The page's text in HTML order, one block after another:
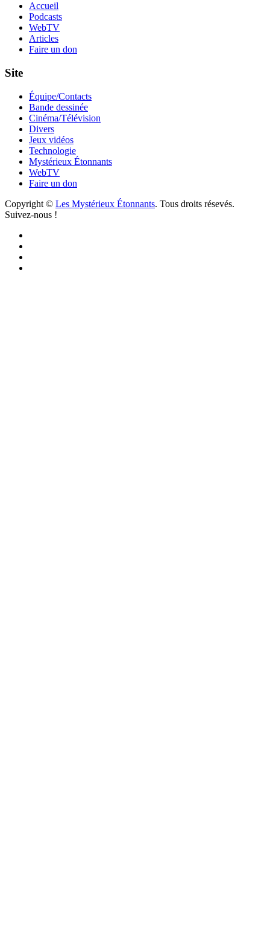
Accueil
Podcasts
WebTV
Articles
Faire un don
Site
Équipe/Contacts
Bande dessinée
Cinéma/Télévision
Divers
Jeux vidéos
Technologie
Mystérieux Étonnants
WebTV
Faire un don
Copyright © Les Mystérieux Étonnants. Tous droits résevés.
Suivez-nous !